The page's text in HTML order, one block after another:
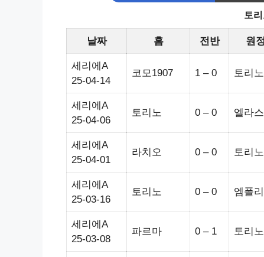
토
날짜 홈 전반 원정
세리에A
25-04-14
코모1907 1 – 0 토리노
세리에A
25-04-06
토리노 0 – 0 엘라스
세리에A
25-04-01
라치오 0 – 0 토리노
세리에A
25-03-16
토리노 0 – 0 엠폴리
세리에A
25-03-08
파르마 0 – 1 토리노